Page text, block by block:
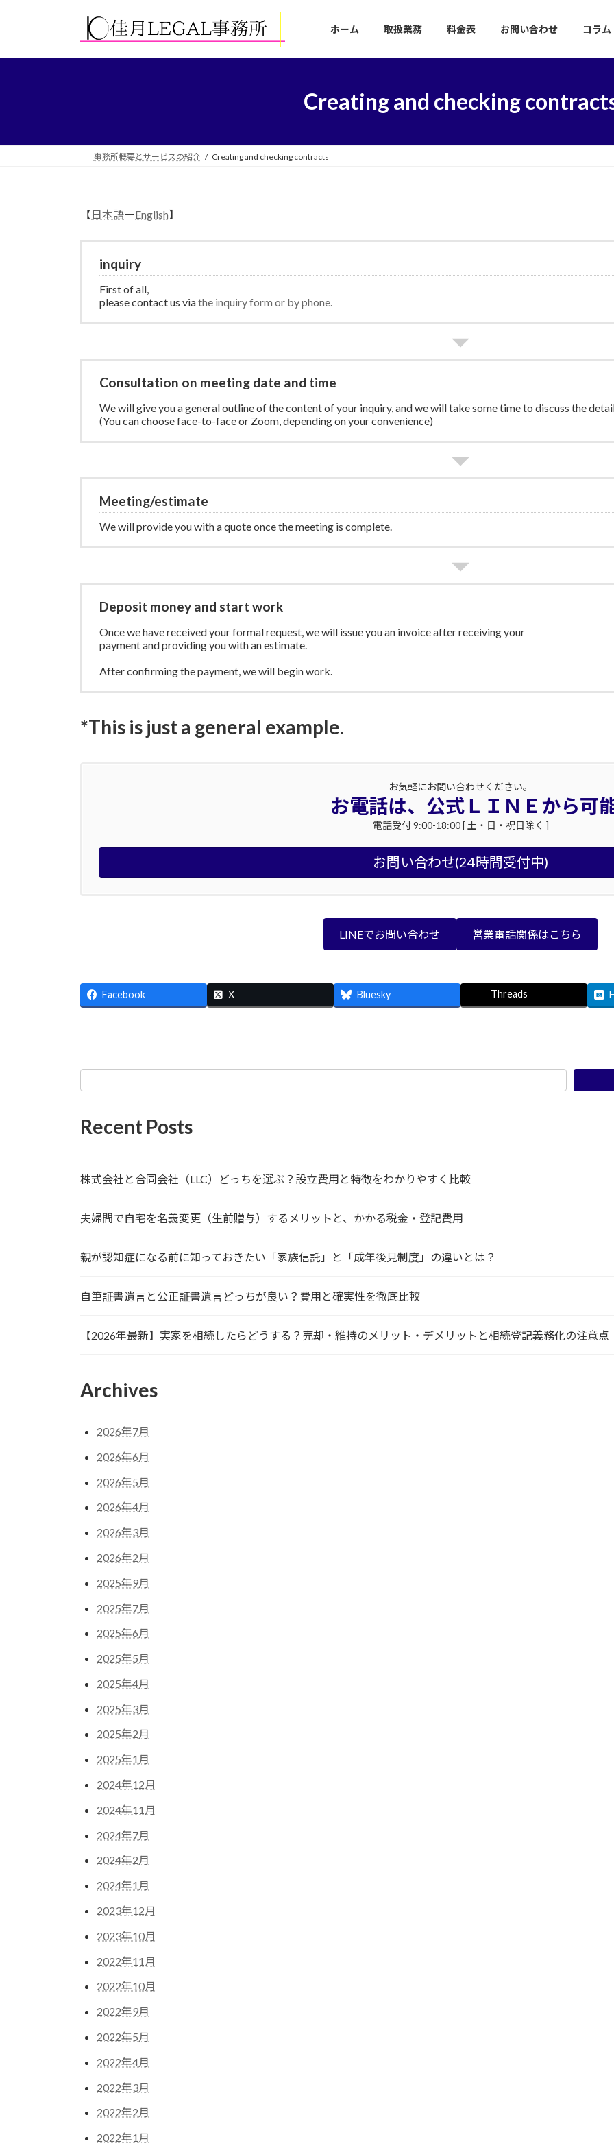
ン
ー
ホーム 取扱業務 料金表 お問い合わせ コラム
Creating and checking
事務所概要とサービスの紹介 Creating and checking contracts
【日本語ーEnglish】
inquiry
First of all,
please contact us viathe inquiry form or by phone.
Consultation on meeting date and time
We will give you a general outline of the content of your inquiry, and we will take some time to discuss the
(You can choose face-to-face or Zoom, depending on your convenience)
Meeting/estimate
We will provide you with a quote once the meeting is complete.
Deposit money and start work
Once we have received your formal request, we will issue you an invoice after receiving your
payment and providing you with an estimate.
After confirming the payment, we will begin work.
*This is just a general example.
お気軽にお問い合わせください。
お電話は、公式ＬＩＮＥから可
電話受付 9:00-18:00 [ 土・日・祝日除く ]
お問い合わせ(24時間受付中)
LINEでお問い合わせ 営業電話関係はこちら
Facebook X Bluesky Threads
Recent Posts
株式会社と合同会社（LLC）どっちを選ぶ？設立費用と特徴をわかりやすく比較
夫婦間で自宅を名義変更（生前贈与）するメリットと、かかる税金・登記費用
親が認知症になる前に知っておきたい「家族信託」と「成年後見制度」の違いとは？
自筆証書遺言と公正証書遺言どっちが良い？費用と確実性を徹底比較
【2026年最新】実家を相続したらどうする？売却・維持のメリット・デメリットと相続登記義務化の注意点
Archives
2026年7月
2026年6月
2026年5月
2026年4月
2026年3月
2026年2月
2025年9月
2025年7月
2025年6月
2025年5月
2025年4月
2025年3月
2025年2月
2025年1月
2024年12月
2024年11月
2024年7月
2024年2月
2024年1月
2023年12月
2023年10月
2022年11月
2022年10月
2022年9月
2022年5月
2022年4月
2022年3月
2022年2月
2022年1月